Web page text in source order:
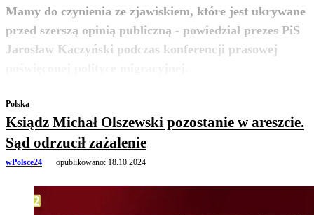
Mamy do czynienia ze zjawiskiem, które jest ukrywane
przed szerszą opinią publiczną - powiedział prezes PiS
Jarosław Kaczyński podczas konferencji prasowej
zobacz więcej
Polska
Ksiądz Michał Olszewski pozostanie w areszcie.
Sąd odrzucił zażalenie
wPolsce24 opublikowano: 18.10.2024